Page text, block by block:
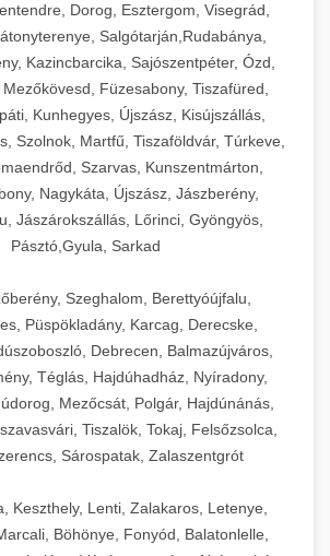
Dorog, Esztergom, Visegrád,
Salgótarján,Rudabánya,
Kazincbarcika, Sajószentpéter, Ózd,
Füzesabony, Tiszafüred,
Kunhegyes, Újszász, Kisújszállás,
Szolnok, Martfű, Tiszaföldvár, Túrkeve,
Szarvas, Kunszentmárton,
Nagykáta, Újszász, Jászberény,
Jászárokszállás, Lőrinci, Gyöngyös,
Pásztó,Gyula, Sarkad
Szeghalom, Berettyóújfalu,
Püspökladány, Karcag, Derecske,
Debrecen, Balmazújváros,
Téglás, Hajdúhadház, Nyíradony,
Mezőcsát, Polgár, Hajdúnánás,
Tiszalök, Tokaj, Felsőzsolca,
Sárospatak, Zalaszentgrót
Keszthely, Lenti, Zalakaros, Letenye,
Böhönye, Fonyód, Balatonlelle,